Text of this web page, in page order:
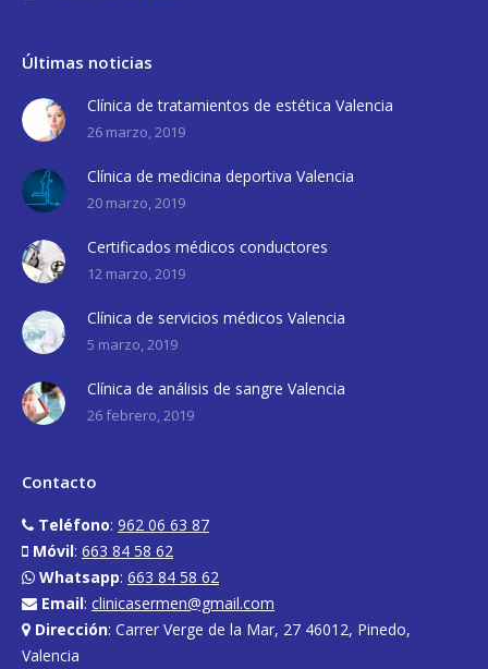
Últimas noticias
Clínica de tratamientos de estética Valencia
26 marzo, 2019
Clínica de medicina deportiva Valencia
20 marzo, 2019
Certificados médicos conductores
12 marzo, 2019
Clínica de servicios médicos Valencia
5 marzo, 2019
Clínica de análisis de sangre Valencia
26 febrero, 2019
Contacto
Teléfono: 962 06 63 87
Móvil: 663 84 58 62
Whatsapp: 663 84 58 62
Email: clinicasermen@gmail.com
Dirección: Carrer Verge de la Mar, 27 46012, Pinedo,
Valencia